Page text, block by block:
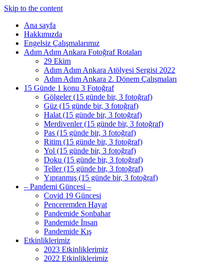
Skip to the content
Ana sayfa
Hakkımızda
Engelsiz Çalışmalarımız
Adım Adım Ankara Fotoğraf Rotaları
29 Ekim
Adım Adım Ankara Atölyesi Sergisi 2022
Adım Adım Ankara 2. Dönem Çalışmaları
15 Günde 1 konu 3 Fotoğraf
Gölgeler (15 günde bir, 3 fotoğraf)
Güz (15 günde bir, 3 fotoğraf)
Halat (15 günde bir, 3 fotoğraf)
Merdivenler (15 günde bir, 3 fotoğraf)
Pas (15 günde bir, 3 fotoğraf)
Ritim (15 günde bir, 3 fotoğraf)
Yol (15 günde bir, 3 fotoğraf)
Doku (15 günde bir, 3 fotoğraf)
Teller (15 günde bir, 3 fotoğraf)
Yıpranmış (15 günde bir, 3 fotoğraf)
– Pandemi Güncesi –
Covid 19 Güncesi
Penceremden Hayat
Pandemide Sonbahar
Pandemide İnsan
Pandemide Kış
Etkinliklerimiz
2023 Etkinliklerimiz
2022 Etkinliklerimiz